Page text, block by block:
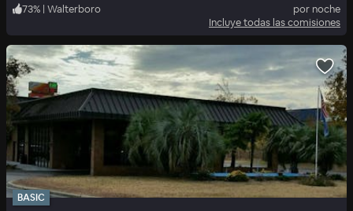
73% | Walterboro
por noche
Incluye todas las comisiones
BASIC